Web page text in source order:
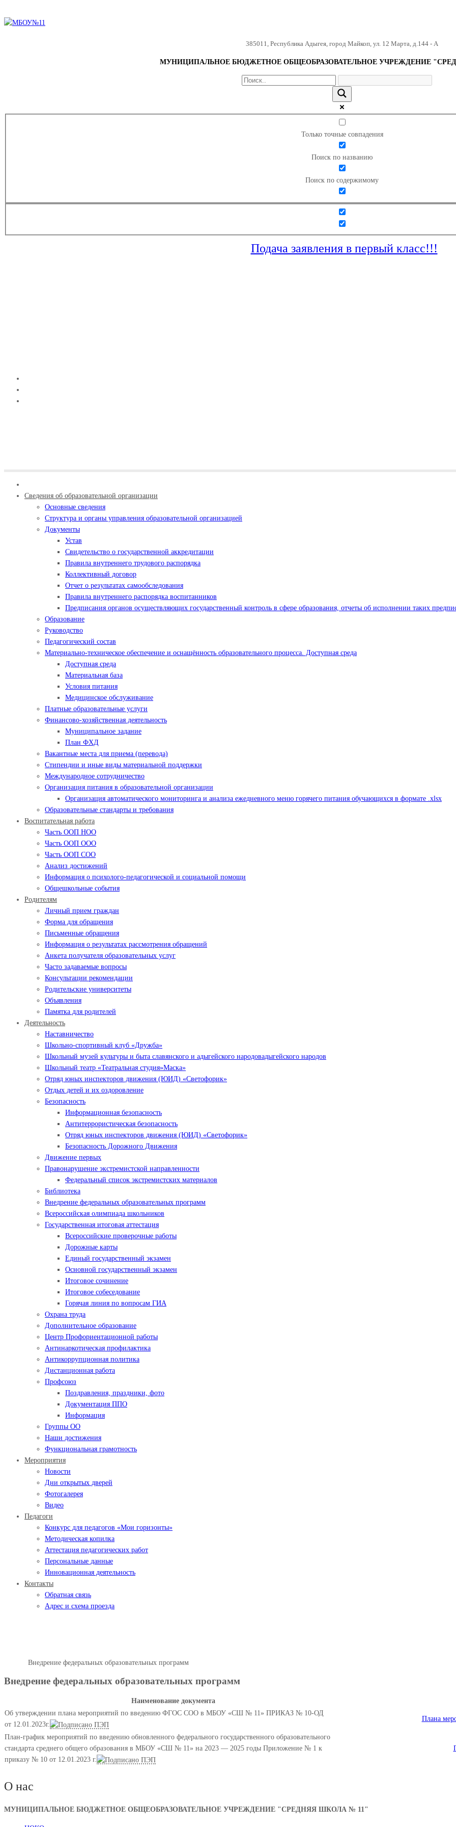
385011, Республика Адыгея, город Майкоп, ул. 12 Марта, д.144 - А
МУНИЦИПАЛЬНОЕ БЮДЖЕТНОЕ ОБЩЕОБРАЗОВАТЕЛЬНОЕ УЧРЕЖДЕНИЕ
Только точные совпадения
Поиск по названию
Поиск по содержимому
Подача заявления в первый класс!!!
Сведения об образовательной организации
Основные сведения
Структура и органы управления образовательной организацией
Документы
Устав
Свидетельство о государственной аккредитации
Правила внутреннего трудового распорядка
Коллективный договор
Отчет о результатах самообследования
Правила внутреннего распорядка воспитанников
Предписания органов осуществляющих государственный контроль в сфере образования, отчеты об исполнении таких
Образование
Руководство
Педагогический состав
Материально-техническое обеспечение и оснащённость образовательного процесса. Доступная среда
Доступная среда
Материальная база
Условия питания
Медицинское обслуживание
Платные образовательные услуги
Финансово-хозяйственная деятельность
Муниципальное задание
План ФХД
Вакантные места для приема (перевода)
Стипендии и иные виды материальной поддержки
Международное сотрудничество
Организация питания в образовательной организации
Организация автоматического мониторинга и анализа ежедневного меню горячего питания обучающихся в формате .xlsx
Образовательные стандарты и требования
Воспитательная работа
Часть ООП НОО
Часть ООП ООО
Часть ООП СОО
Анализ достижений
Информация о психолого-педагогической и социальной помощи
Общешкольные события
Родителям
Личный прием граждан
Форма для обращения
Письменные обращения
Информация о результатах рассмотрения обращений
Анкета получателя образовательных услуг
Часто задаваемые вопросы
Консультации рекомендации
Родительские университеты
Объявления
Памятка для родителей
Деятельность
Наставничество
Школьно-спортивный клуб «Дружба»
Школьный музей культуры и быта славянского и адыгейского народовадыгейского народов
Школьный театр «Театральная студия»Маска»
Отряд юных инспекторов движения (ЮИД) «Светофорик»
Отдых детей и их оздоровление
Безопасность
Информационная безопасность
Антитеррористическая безопасность
Отряд юных инспекторов движения (ЮИД) «Светофорик»
Безопасность Дорожного Движения
Движение первых
Правонарушение экстремистской направленности
Федеральный список экстремистских материалов
Библиотека
Внедрение федеральных образовательных программ
Всероссийская олимпиада школьников
Государственная итоговая аттестация
Всероссийские проверочные работы
Дорожные карты
Единый государственный экзамен
Основной государственный экзамен
Итоговое сочинение
Итоговое собеседование
Горячая линия по вопросам ГИА
Охрана труда
Дополнительное образование
Центр Профориентационной работы
Антинаркотическая профилактика
Антикоррупционная политика
Дистанционная работа
Профсоюз
Поздравления, праздники, фото
Документация ППО
Информация
Группы ОО
Наши достижения
Функциональная грамотность
Мероприятия
Новости
Дни открытых дверей
Фотогалерея
Видео
Педагоги
Конкурс для педагогов «Мои горизонты»
Методическая копилка
Аттестация педагогических работ
Персональные данные
Инновационная деятельность
Контакты
Обратная связь
Адрес и схема проезда
Внедрение федеральных образовательных программ
Внедрение федеральных образовательных программ
Наименование документа
Об утверждении плана мероприятий по введению ФГОС СОО в МБОУ «СШ № 11» ПРИКАЗ № 10-ОД
от 12.01.2023г.
Плана
План-график мероприятий по введению обновленного федерального государственного образовательного
стандарта среднего общего образования в МБОУ «СШ № 11» на 2023 — 2025 годы Приложение № 1 к
приказу № 10 от 12.01.2023 г.
О нас
МУНИЦИПАЛЬНОЕ БЮДЖЕТНОЕ ОБЩЕОБРАЗОВАТЕЛЬНОЕ УЧРЕЖДЕНИЕ "СРЕДНЯЯ ШКОЛА № 11"